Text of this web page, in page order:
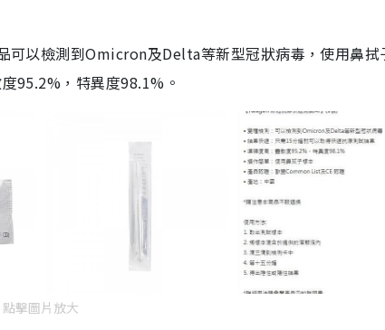
可以檢測到Omicron及Delta等新型冠狀病毒，使用鼻拭
95.2%，特異度98.1%。
點擊圖片放大